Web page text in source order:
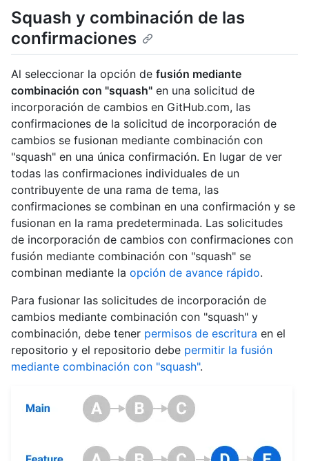
Squash y combinación de las
confirmaciones
Al seleccionar la opción de fusión mediante
combinación con "squash" en una solicitud de
incorporación de cambios en GitHub.com, las
confirmaciones de la solicitud de incorporación de
cambios se fusionan mediante combinación con
"squash" en una única confirmación. En lugar de ver
todas las confirmaciones individuales de un
contribuyente de una rama de tema, las
confirmaciones se combinan en una confirmación y se
fusionan en la rama predeterminada. Las solicitudes
de incorporación de cambios con confirmaciones con
fusión mediante combinación con "squash" se
combinan mediante la opción de avance rápido.
Para fusionar las solicitudes de incorporación de
cambios mediante combinación con "squash" y
combinación, debe tener permisos de escritura en el
repositorio y el repositorio debe permitir la fusión
mediante combinación con "squash".